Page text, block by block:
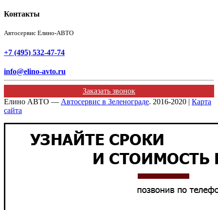
Контакты
Автосервис Елино-АВТО
+7 (495) 532-47-74
info@elino-avto.ru
Заказать звонок
Елино АВТО — Автосервис в Зеленограде. 2016-2020 | Карта
сайта